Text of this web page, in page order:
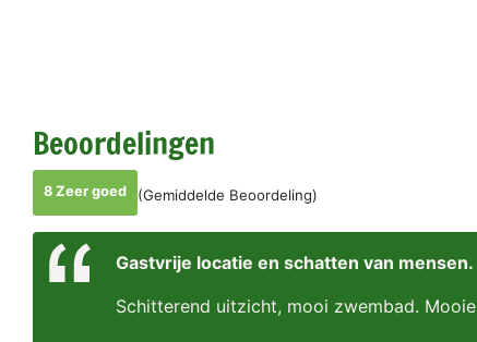
Beoordelingen
8 Zeer goed (Gemiddelde Beoordeling)
Gastvrije locatie en schatten van mensen.
Schitterend uitzicht, mooi zwembad.